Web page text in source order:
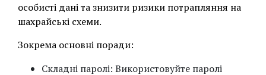
особисті дані та знизити ризики потрапляння на
шахрайські схеми.
Зокрема основні поради:
Складні паролі: Використовуйте паролі